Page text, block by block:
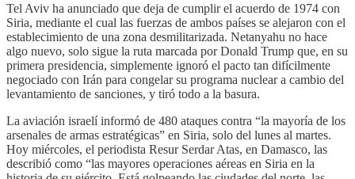
Tel Aviv ha anunciado que deja de cumplir el acuerdo de 1974 con
Siria, mediante el cual las fuerzas de ambos países se alejaron con el
establecimiento de una zona desmilitarizada. Netanyahu no hace
algo nuevo, solo sigue la ruta marcada por Donald Trump que, en su
primera presidencia, simplemente ignoró el pacto tan difícilmente
negociado con Irán para congelar su programa nuclear a cambio del
levantamiento de sanciones, y tiró todo a la basura.
La aviación israelí informó de 480 ataques contra “la mayoría de los
arsenales de armas estratégicas” en Siria, solo del lunes al martes.
Hoy miércoles, el periodista Resur Serdar Atas, en Damasco, las
describió como “las mayores operaciones aéreas en Siria en la